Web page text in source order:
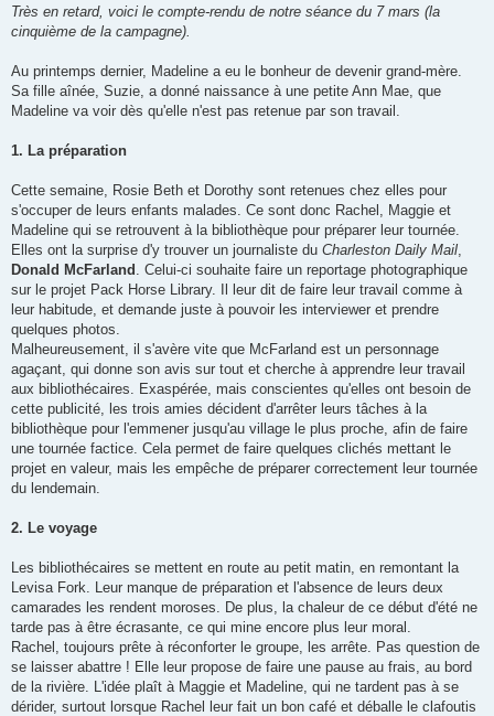
s
a
Très en retard, voici le compte-rendu de notre séance du 7 mars (la
cinquième de la campagne).
Au printemps dernier, Madeline a eu le bonheur de devenir grand-mère.
Sa fille aînée, Suzie, a donné naissance à une petite Ann Mae, que
Madeline va voir dès qu'elle n'est pas retenue par son travail.
1. La préparation
Cette semaine, Rosie Beth et Dorothy sont retenues chez elles pour
s'occuper de leurs enfants malades. Ce sont donc Rachel, Maggie et
Madeline qui se retrouvent à la bibliothèque pour préparer leur tournée.
Elles ont la surprise d'y trouver un journaliste du Charleston Daily Mail
Donald McFarland
. Celui-ci souhaite faire un reportage photographique
sur le projet Pack Horse Library. Il leur dit de faire leur travail comme à
leur habitude, et demande juste à pouvoir les interviewer et prendre
quelques photos.
Malheureusement, il s'avère vite que McFarland est un personnage
agaçant, qui donne son avis sur tout et cherche à apprendre leur travail
aux bibliothécaires. Exaspérée, mais conscientes qu'elles ont besoin de
cette publicité, les trois amies décident d'arrêter leurs tâches à la
bibliothèque pour l'emmener jusqu'au village le plus proche, afin de faire
une tournée factice. Cela permet de faire quelques clichés mettant le
projet en valeur, mais les empêche de préparer correctement leur tournée
du lendemain.
2. Le voyage
Les bibliothécaires se mettent en route au petit matin, en remontant la
Levisa Fork. Leur manque de préparation et l'absence de leurs deux
camarades les rendent moroses. De plus, la chaleur de ce début d'été ne
tarde pas à être écrasante, ce qui mine encore plus leur moral.
Rachel, toujours prête à réconforter le groupe, les arrête. Pas question de
se laisser abattre ! Elle leur propose de faire une pause au frais, au bord
de la rivière. L'idée plaît à Maggie et Madeline, qui ne tardent pas à se
dérider, surtout lorsque Rachel leur fait un bon café et déballe le clafoutis